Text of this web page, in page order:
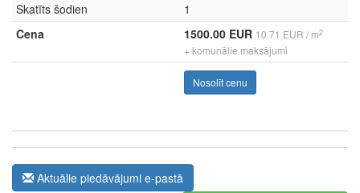
Skatīts šodien
1
Cena
1500.00 EUR 10.71 EUR / m2
+ komunālie maksājumi
Nosolīt cenu
Aktuālie piedāvājumi e-pastā